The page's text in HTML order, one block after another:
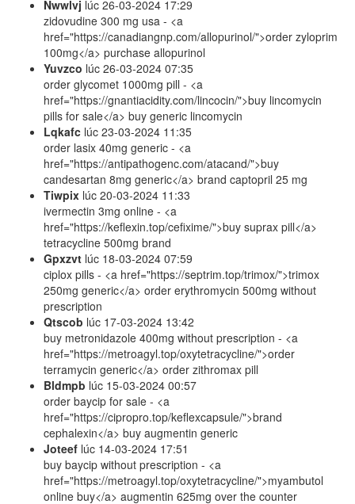
Nwwlvj lúc 26-03-2024 17:29
zidovudine 300 mg usa - <a
href="https://canadiangnp.com/allopurinol/">order zyloprim
100mg</a> purchase allopurinol
Yuvzco lúc 26-03-2024 07:35
order glycomet 1000mg pill - <a
href="https://gnantiacidity.com/lincocin/">buy lincomycin
pills for sale</a> buy generic lincomycin
Lqkafc lúc 23-03-2024 11:35
order lasix 40mg generic - <a
href="https://antipathogenc.com/atacand/">buy
candesartan 8mg generic</a> brand captopril 25 mg
Tiwpix lúc 20-03-2024 11:33
ivermectin 3mg online - <a
href="https://keflexin.top/cefixime/">buy suprax pill</a>
tetracycline 500mg brand
Gpxzvt lúc 18-03-2024 07:59
ciplox pills - <a href="https://septrim.top/trimox/">trimox
250mg generic</a> order erythromycin 500mg without
prescription
Qtscob lúc 17-03-2024 13:42
buy metronidazole 400mg without prescription - <a
href="https://metroagyl.top/oxytetracycline/">order
terramycin generic</a> order zithromax pill
Bldmpb lúc 15-03-2024 00:57
order baycip for sale - <a
href="https://cipropro.top/keflexcapsule/">brand
cephalexin</a> buy augmentin generic
Joteef lúc 14-03-2024 17:51
buy baycip without prescription - <a
href="https://metroagyl.top/oxytetracycline/">myambutol
online buy</a> augmentin 625mg over the counter